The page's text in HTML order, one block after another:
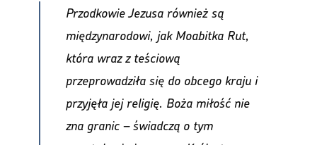
Przodkowie Jezusa również są
międzynarodowi, jak Moabitka Rut,
która wraz z teściową
przeprowadziła się do obcego kraju i
przyjęła jej religię. Boża miłość nie
zna granic – świadczą o tym